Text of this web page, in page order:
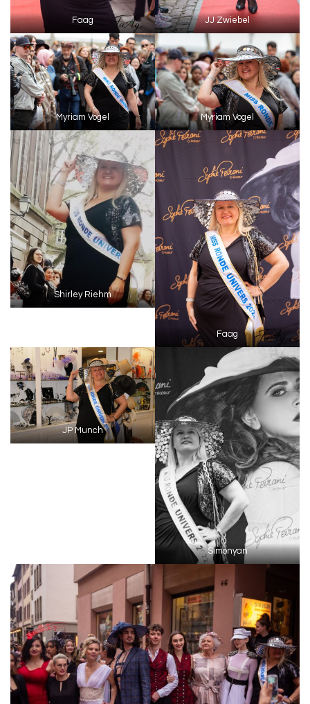
Faag JJ Zwiebel
Myriam Vogel Myriam Vogel
Shirley Riehm
Faag
JP Munch
Simonyan